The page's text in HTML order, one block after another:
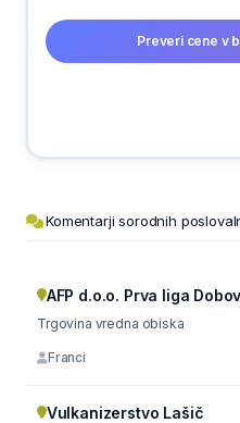
Preveri cene v
Komentarji sorodnih
AFP d.o.o. Prva liga
Trgovina vredna obiska
Franci
Vulkanizerstvo Lašič